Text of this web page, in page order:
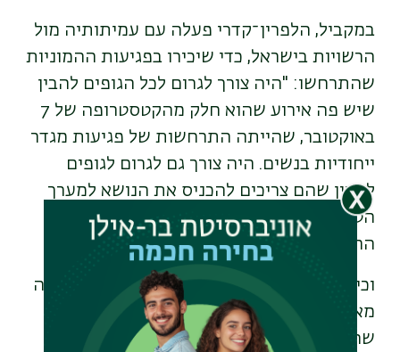
במקביל, הלפרין־קדרי פעלה עם עמיתותיה מול
הרשויות בישראל, כדי שיכירו בפגיעות ההמוניות
שהתרחשו: "היה צורך לגרום לכל הגופים להבין
שיש פה אירוע שהוא חלק מהקטסטרופה של 7
באוקטובר, שהייתה התרחשות של פגיעות מגדר
ייחודיות בנשים. היה צורך גם לגרום לגופים
להבין שהם צריכים להכניס את הנושא למערך
הטיפולי והחקירתי של התשאולים, של איסוף
הראיות ושל גביית העדויות".
וכיצד האירועים השפיעו עלייה באופן אישי? "זה
מאוד לא קל ואני מודעת למחיר הנפשי
שהאירועים גבו ממני", היא אומרת ומוסיפה: